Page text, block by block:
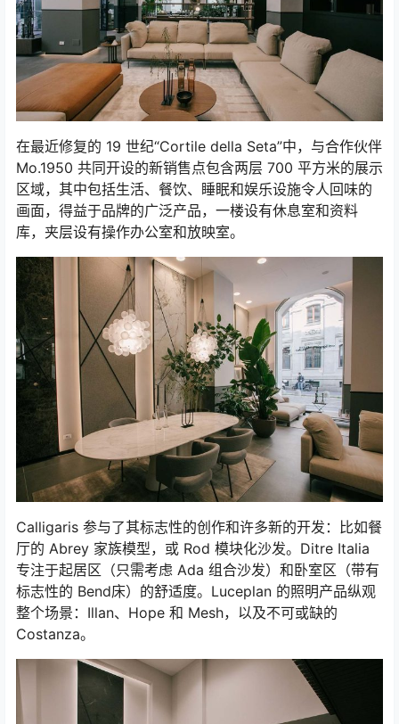
在最近修复的 19 世纪“Cortile della Seta”中，与合作伙伴
Mo.1950 共同开设的新销售点包含两层 700 平方米的展示
区域，其中包括生活、餐饮、睡眠和娱乐设施令人回味的
画面，得益于品牌的广泛产品，一楼设有休息室和资料
库，夹层设有操作办公室和放映室。
Calligaris 参与了其标志性的创作和许多新的开发：比如餐
厅的 Abrey 家族模型，或 Rod 模块化沙发。Ditre Italia
专注于起居区（只需考虑 Ada 组合沙发）和卧室区（带有
标志性的 Bend床）的舒适度。Luceplan 的照明产品纵观
整个场景：Illan、Hope 和 Mesh，以及不可或缺的
Costanza。